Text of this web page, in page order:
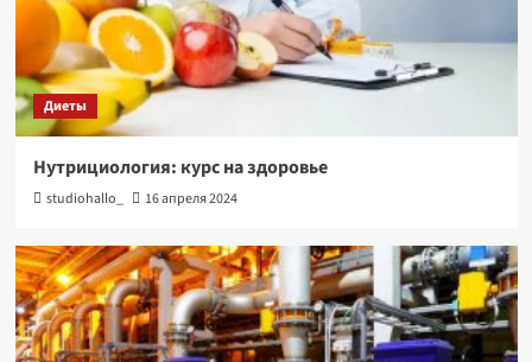
Диеты
Нутрициология: курс на здоровье
studiohallo_ 16 апреля 2024